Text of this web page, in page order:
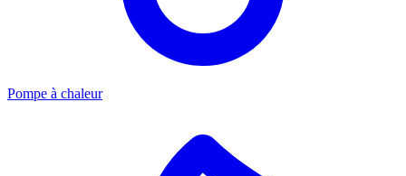
Pompe à chaleur